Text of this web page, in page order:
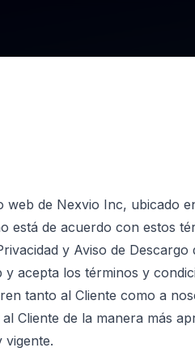
de Nexvio Inc, ubicado
está de acuerdo con estos
y Aviso de
acepta los términos y
al Cliente como a
de la manera más
vigente.